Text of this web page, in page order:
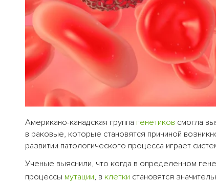
Американо-канадская группа генетиков смогла
в раковые, которые становятся причиной
развитии патологического процесса играет
Ученые выяснили, что когда в определенном
процессы мутации, в клетки становятся